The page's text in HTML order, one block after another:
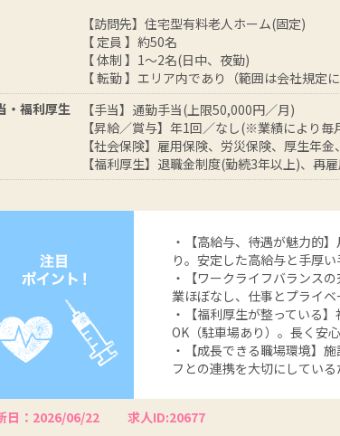
【訪問先】住宅型有料老人ホーム(固定)
【 定員 】約50名
【 体制 】1～2名(日中、夜勤)
【 転勤 】エリア内であり（範囲は会社規定に
・福利厚生
【手当】通勤手当(上限50,000円／月)
【昇給／賞与】年1回／なし(※業績により毎
【社会保険】雇用保険、労災保険、厚生年
【福利厚生】退職金制度(勤続3年以上)、再
・【高給与、待遇が魅力的
り。安定した高給与と手厚い
・【ワークライフバランス
業ほぼなし、仕事とプライベ
・【福利厚生が整っている
OK（駐車場あり）。長く安
・【成長できる職場環境】
フとの連携を大切にしている
日：2026/06/22 求人ID:20677